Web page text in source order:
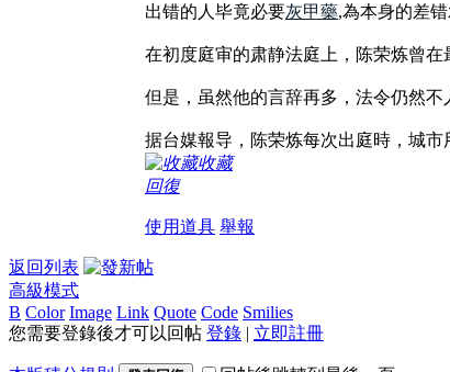
出错的人毕竟必要灰甲藥,為本身的差
在初度庭审的肃静法庭上，陈荣炼曾
但是，虽然他的言辞再多，法令仍然不
据台媒報导，陈荣炼每次出庭時，城
收藏
回復
使用道具 舉報
返回列表
高級模式
B Color Image Link Quote Code Smilies
您需要登錄後才可以回帖 登錄 | 立即註冊